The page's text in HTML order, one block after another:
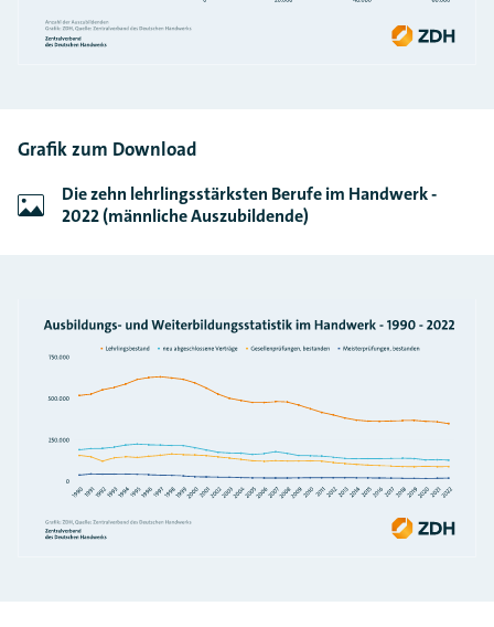
Grafik zum Download
Die zehn lehrlingsstärksten Berufe im Handwerk -
2022 (männliche Auszubildende)